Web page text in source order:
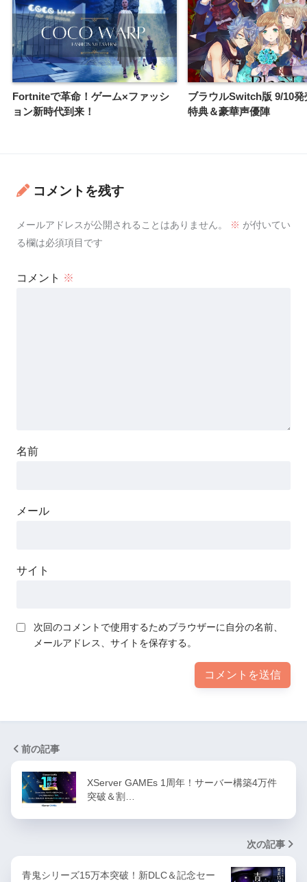
Fortniteで革命！ゲーム×ファッシ
ョン新時代到来！
ブラウルSwitch版 9/10発
特典＆豪華声優陣
コメントを残す
メールアドレスが公開されることはありません。 ※ が付いてい
る欄は必須項目です
コメント ※
名前
メール
サイト
次回のコメントで使用するためブラウザーに自分の名前、
メールアドレス、サイトを保存する。
前の記事
XServer GAMEs 1周年！サーバー構築4万件
突破＆割…
次の記事
青鬼シリーズ15万本突破！新DLC＆記念セー